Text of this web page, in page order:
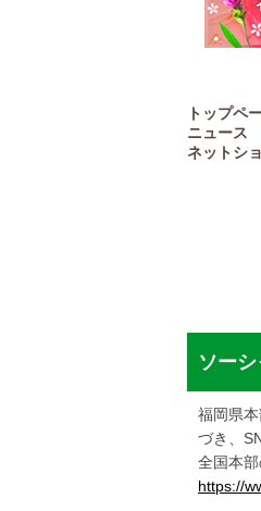
トップペ
ニュース
ネットシ
ソー
福岡県
づき、
全国本
https://